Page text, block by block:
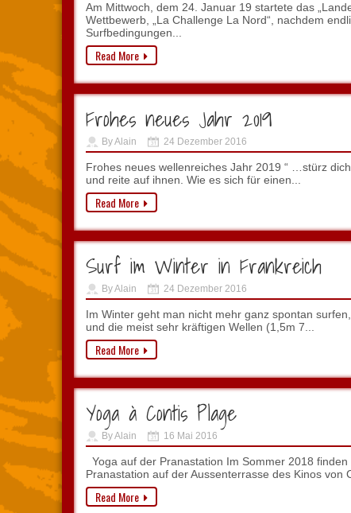
Am Mittwoch, dem 24. Januar 19 startete das
Wettbewerb, „La Challenge La Nord“, nachdem
Surfbedingungen...
Read More
Frohes neues Jahr 2019
By Alain 24 Dezember 2016
Frohes neues wellenreiches Jahr 2019 “ …stürz
und reite auf ihnen. Wie es sich für einen...
Read More
Surf im Winter in Frankreich
By Alain 24 Dezember 2016
Im Winter geht man nicht mehr ganz spontan
und die meist sehr kräftigen Wellen (1,5m 7...
Read More
Yoga à Contis Plage
By Alain 16 Mai 2016
Yoga auf der Pranastation Im Sommer 2018
Pranastation auf der Aussenterrasse des Kinos von
Read More